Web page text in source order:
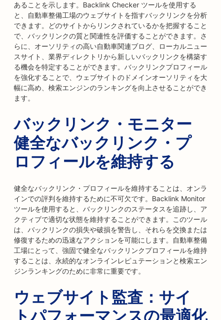
あることを示します。Backlink Checker ツールを使用する
と、自動車整備工場のウェブサイトを指すバックリンクを分析
できます。どのサイトからリンクされているかを把握すること
で、バックリンクの質と関連性を評価することができます。さ
らに、オーソリティの高い自動車関連ブログ、ローカルニュー
スサイト、業界ディレクトリから新しいバックリンクを構築す
る機会を特定することができます。バックリンクプロフィール
を強化することで、ウェブサイトのドメインオーソリティを大
幅に高め、検索エンジンのランキングを向上させることができ
ます。
バックリンク・モニター
健全なバックリンク・プ
ロフィールを維持する
健全なバックリンク・プロフィールを維持することは、オンラ
インでの評判を維持するために不可欠です。Backlink Monitor
ツールを使用すると、バックリンクのステータスを追跡し、ア
クティブで適切な状態を維持することができます。このツール
は、バックリンクの損失や破損を警告し、それらを交換または
修復するための迅速なアクションを可能にします。自動車整備
工場にとって、強固で健全なバックリンクプロフィールを維持
することは、永続的なオンラインレピュテーションと検索エン
ジンランキングのために非常に重要です。
ウェブサイト監査：サイ
トパフォーマンスの最適化